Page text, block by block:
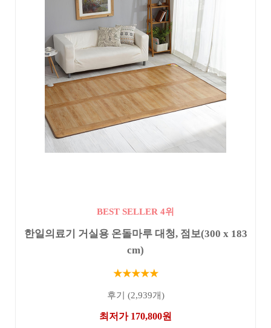
BEST SELLER 4위
한일의료기 거실용 온돌마루 대청, 점보(300 x 183
cm)
★★★★★
후기 (2,939개)
최저가 170,800원